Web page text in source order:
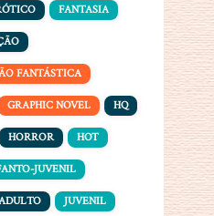
FANTASIA
FANTÁSTICA
GRAPHIC NOVEL HQ
HORROR HOT
JUVENIL
JUVENIL